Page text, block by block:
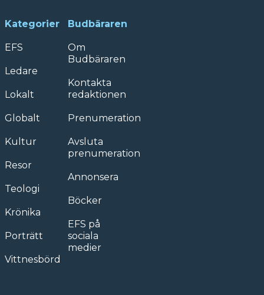
Kategorier
EFS
Ledare
Lokalt
Globalt
Kultur
Resor
Teologi
Krönika
Porträtt
Vittnesbörd
Budbäraren
Om
Budbäraren
Kontakta
redaktionen
Prenumeration
Avsluta
prenumeration
Annonsera
Böcker
EFS på
sociala
medier